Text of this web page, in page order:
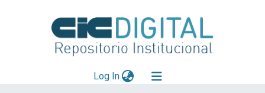
Log In(current)